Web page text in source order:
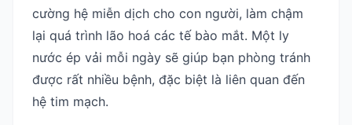
cường hệ miễn dịch cho con người, làm chậm
lại quá trình lão hoá các tế bào mắt. Một ly
nước ép vải mỗi ngày sẽ giúp bạn phòng tránh
được rất nhiều bệnh, đặc biệt là liên quan đến
hệ tim mạch.